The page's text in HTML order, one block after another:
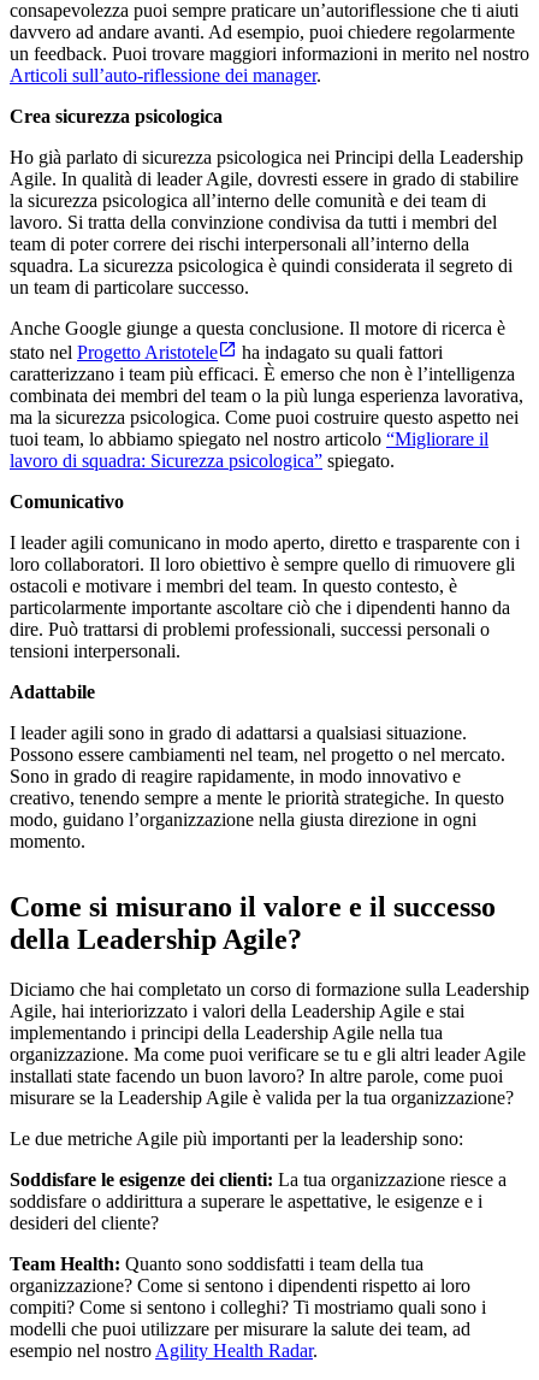
consapevolezza puoi sempre praticare un’autoriflessione che ti aiuti
davvero ad andare avanti. Ad esempio, puoi chiedere regolarmente
un feedback. Puoi trovare maggiori informazioni in merito nel nostro
Articoli sull’auto-riflessione dei manager.
Crea sicurezza psicologica
Ho già parlato di sicurezza psicologica nei Principi della Leadership
Agile. In qualità di leader Agile, dovresti essere in grado di stabilire
la sicurezza psicologica all’interno delle comunità e dei team di
lavoro. Si tratta della convinzione condivisa da tutti i membri del
team di poter correre dei rischi interpersonali all’interno della
squadra. La sicurezza psicologica è quindi considerata il segreto di
un team di particolare successo.
Anche Google giunge a questa conclusione. Il motore di ricerca è
stato nel Progetto Aristotele
ha indagato su quali fattori
caratterizzano i team più efficaci. È emerso che non è l’intelligenza
combinata dei membri del team o la più lunga esperienza lavorativa,
ma la sicurezza psicologica. Come puoi costruire questo aspetto nei
tuoi team, lo abbiamo spiegato nel nostro articolo “Migliorare il
lavoro di squadra: Sicurezza psicologica” spiegato.
Comunicativo
I leader agili comunicano in modo aperto, diretto e trasparente con i
loro collaboratori. Il loro obiettivo è sempre quello di rimuovere gli
ostacoli e motivare i membri del team. In questo contesto, è
particolarmente importante ascoltare ciò che i dipendenti hanno da
dire. Può trattarsi di problemi professionali, successi personali o
tensioni interpersonali.
Adattabile
I leader agili sono in grado di adattarsi a qualsiasi situazione.
Possono essere cambiamenti nel team, nel progetto o nel mercato.
Sono in grado di reagire rapidamente, in modo innovativo e
creativo, tenendo sempre a mente le priorità strategiche. In questo
modo, guidano l’organizzazione nella giusta direzione in ogni
momento.
Come si misurano il valore e il successo
della Leadership Agile?
Diciamo che hai completato un corso di formazione sulla Leadership
Agile, hai interiorizzato i valori della Leadership Agile e stai
implementando i principi della Leadership Agile nella tua
organizzazione. Ma come puoi verificare se tu e gli altri leader Agile
installati state facendo un buon lavoro? In altre parole, come puoi
misurare se la Leadership Agile è valida per la tua organizzazione?
Le due metriche Agile più importanti per la leadership sono:
Soddisfare le esigenze dei clienti: La tua organizzazione riesce a
soddisfare o addirittura a superare le aspettative, le esigenze e i
desideri del cliente?
Team Health: Quanto sono soddisfatti i team della tua
organizzazione? Come si sentono i dipendenti rispetto ai loro
compiti? Come si sentono i colleghi? Ti mostriamo quali sono i
modelli che puoi utilizzare per misurare la salute dei team, ad
esempio nel nostroAgility Health Radar.